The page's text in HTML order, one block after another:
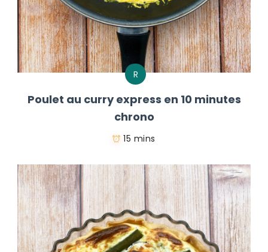
R
Poulet au curry express en 10 minutes
chrono
15 mins